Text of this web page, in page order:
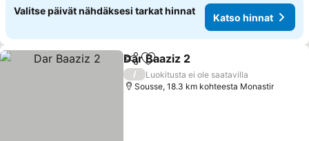
Valitse päivät nähdäksesi tarkat hinnat
Katso hinnat
Jaa Lisää suosikkeihin
Dar Baaziz 2
/
Luokitusta ei ole saatavilla
Sousse, 18.3 km kohteesta Monastir